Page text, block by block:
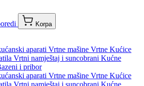
Korpa
aparati Vrtne mašine Vrtne Kućice
Vrtni namještaj i suncobrani Kućne
i pribor
aparati Vrtne mašine Vrtne Kućice
Vrtni namještaj i suncobrani Kućne